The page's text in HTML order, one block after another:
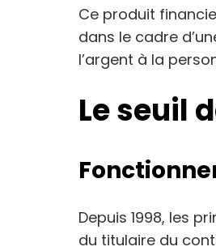
Ce produit
dans le cadre
l’argent à la
Le seuil
Depuis 1998, les
du titulaire du